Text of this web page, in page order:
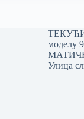
ТЕКУЋИ
моделу
Улица